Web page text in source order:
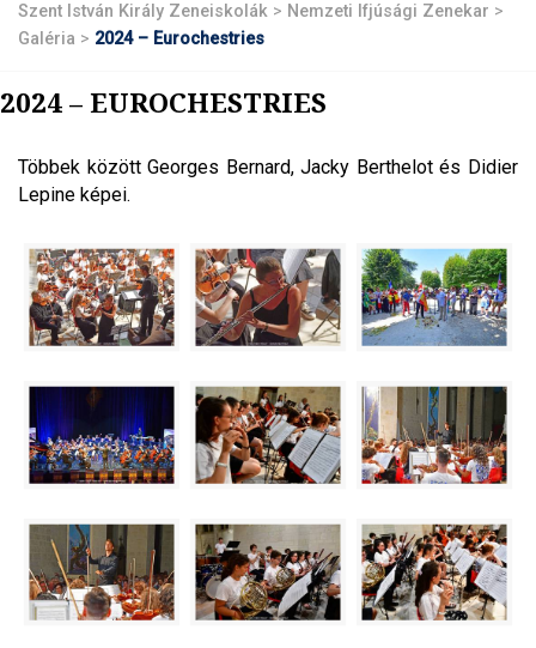
Szent István Király Zeneiskolák > Nemzeti Ifjúsági Zenekar >
Galéria > 2024 – Eurochestries
2024 – EUROCHESTRIES
Többek között Georges Bernard, Jacky Berthelot és Didier
Lepine képei.